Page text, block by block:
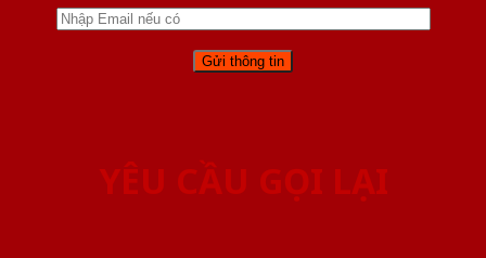
YÊU CẦU GỌI LẠI